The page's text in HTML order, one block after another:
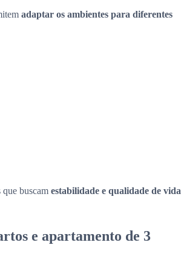
adaptar os ambientes para diferentes
buscam estabilidade e qualidade de vida
e apartamento de 3